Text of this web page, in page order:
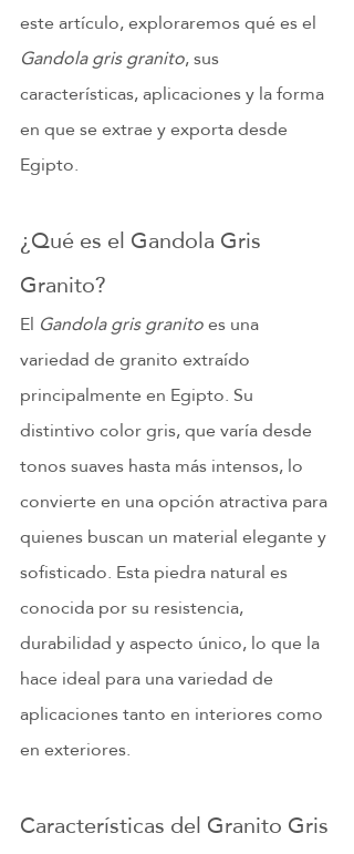
este artículo, exploraremos qué es el
Gandola gris granito, sus
características, aplicaciones y la forma
en que se extrae y exporta desde
Egipto.
¿Qué es el Gandola Gris
Granito?
El Gandola gris granito es una
variedad de granito extraído
principalmente en Egipto. Su
distintivo color gris, que varía desde
tonos suaves hasta más intensos, lo
convierte en una opción atractiva para
quienes buscan un material elegante y
sofisticado. Esta piedra natural es
conocida por su resistencia,
durabilidad y aspecto único, lo que la
hace ideal para una variedad de
aplicaciones tanto en interiores como
en exteriores.
Características del Granito Gris